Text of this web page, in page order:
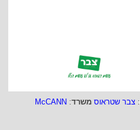
: צבר שטראוס משרד:
McCANN